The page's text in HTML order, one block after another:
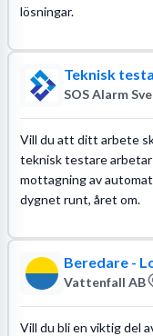
lösningar.
Teknisk
SOS Alarm
Vill du att ditt arbete
teknisk testare
mottagning av
dygnet runt, året om.
Beredare -
Vattenfall AB
Vill du bli en viktig del